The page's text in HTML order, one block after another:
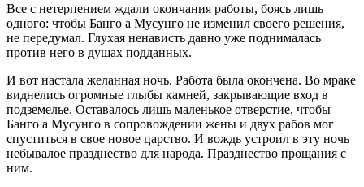
Все с нетерпением ждали окончания работы, боясь лишь
одного: чтобы Банго а Мусунго не изменил своего решения,
не передумал. Глухая ненависть давно уже поднималась
против него в душах подданных.
И вот настала желанная ночь. Работа была окончена. Во мраке
виднелись огромные глыбы камней, закрывающие вход в
подземелье. Оставалось лишь маленькое отверстие, чтобы
Банго а Мусунго в сопровождении жены и двух рабов мог
спуститься в свое новое царство. И вождь устроил в эту ночь
небывалое празднество для народа. Празднество прощания с
ним.